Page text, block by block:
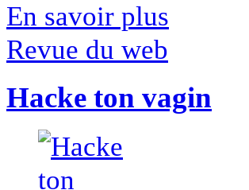
En savoir plus
Revue du web
Hacke ton vagin